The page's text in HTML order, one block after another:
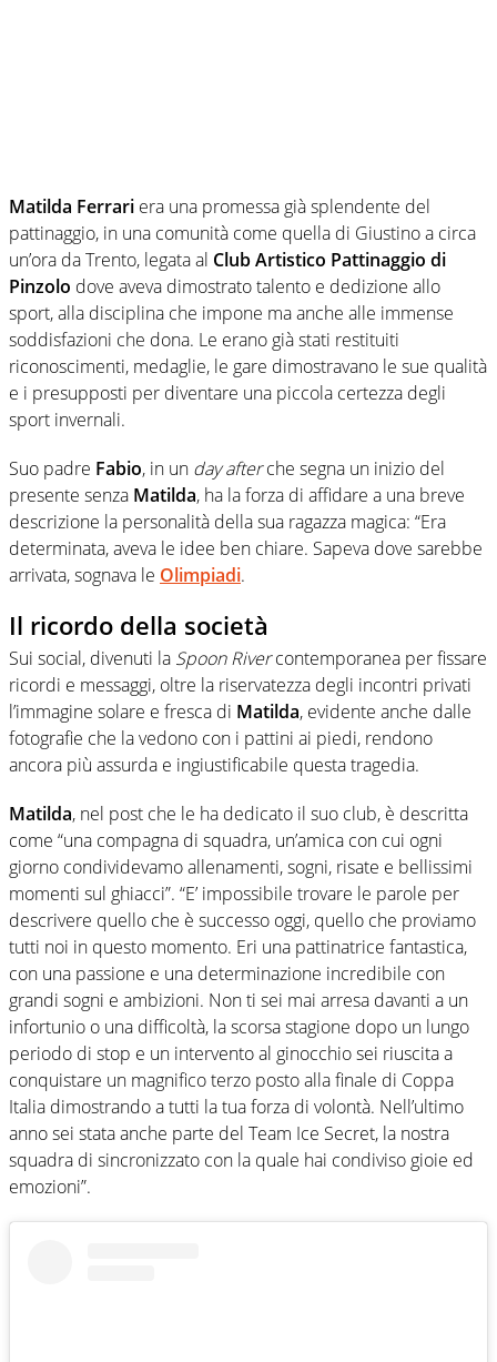
Matilda Ferrari era una promessa già splendente del
pattinaggio, in una comunità come quella di Giustino a circa
un’ora da Trento, legata al Club Artistico Pattinaggio di
Pinzolo dove aveva dimostrato talento e dedizione allo
sport, alla disciplina che impone ma anche alle immense
soddisfazioni che dona. Le erano già stati restituiti
riconoscimenti, medaglie, le gare dimostravano le sue qualità
e i presupposti per diventare una piccola certezza degli
sport invernali.
Suo padre Fabio, in un day afterche segna un inizio del
presente senza Matilda, ha la forza di affidare a una breve
descrizione la personalità della sua ragazza magica: “Era
determinata, aveva le idee ben chiare. Sapeva dove sarebbe
arrivata, sognava le Olimpiadi.
Il ricordo della società
Sui social, divenuti la Spoon Rivercontemporanea per fissare
ricordi e messaggi, oltre la riservatezza degli incontri privati
l’immagine solare e fresca di Matilda, evidente anche dalle
fotografie che la vedono con i pattini ai piedi, rendono
ancora più assurda e ingiustificabile questa tragedia.
Matilda, nel post che le ha dedicato il suo club, è descritta
come “una compagna di squadra, un’amica con cui ogni
giorno condividevamo allenamenti, sogni, risate e bellissimi
momenti sul ghiacci”. “E’ impossibile trovare le parole per
descrivere quello che è successo oggi, quello che proviamo
tutti noi in questo momento. Eri una pattinatrice fantastica,
con una passione e una determinazione incredibile con
grandi sogni e ambizioni. Non ti sei mai arresa davanti a un
infortunio o una difficoltà, la scorsa stagione dopo un lungo
periodo di stop e un intervento al ginocchio sei riuscita a
conquistare un magnifico terzo posto alla finale di Coppa
Italia dimostrando a tutti la tua forza di volontà. Nell’ultimo
anno sei stata anche parte del Team Ice Secret, la nostra
squadra di sincronizzato con la quale hai condiviso gioie ed
emozioni”.